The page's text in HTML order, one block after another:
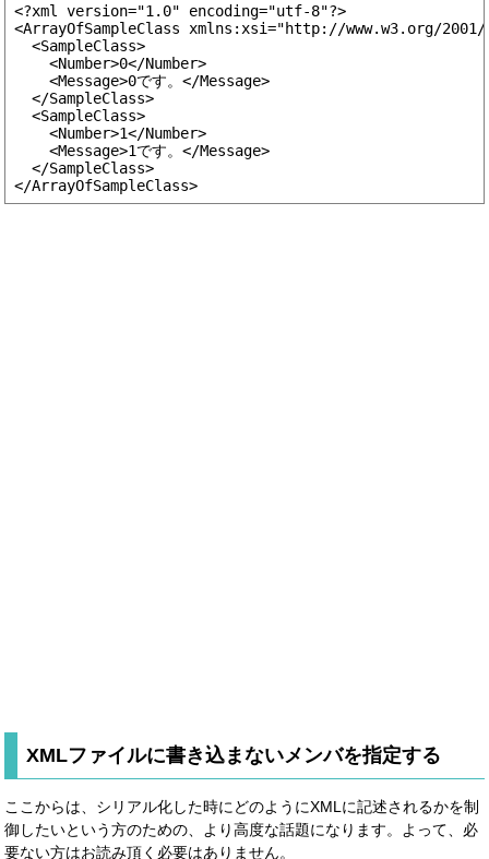
<?xml version="1.0" encoding="utf-8"?>
<ArrayOfSampleClass xmlns:xsi="http://www.w3.org/2001/
  <SampleClass>
    <Number>0</Number>
    <Message>0です。</Message>
  </SampleClass>
  <SampleClass>
    <Number>1</Number>
    <Message>1です。</Message>
  </SampleClass>
XMLファイルに書き込まないメンバを指定する
ここからは、シリアル化した時にどのようにXMLに記述されるかを制
御したいという方のための、より高度な話題になります。よって、必
要ない方はお読み頂く必要はありません。